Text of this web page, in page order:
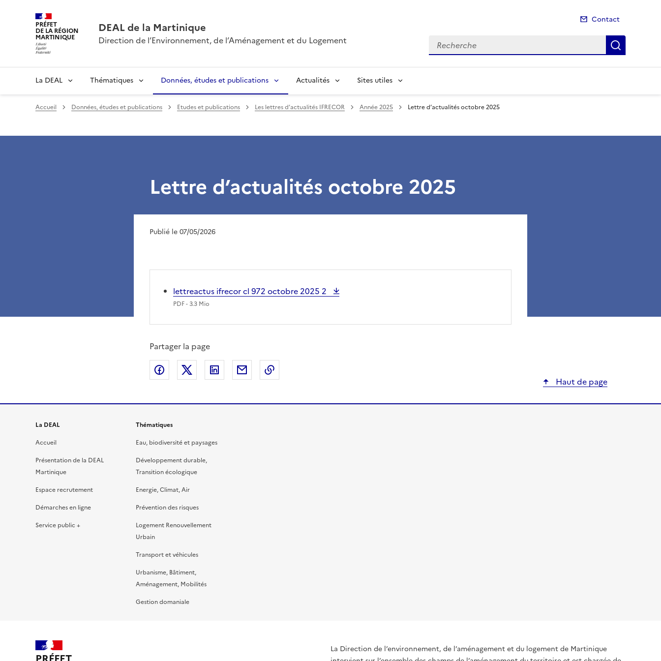
PRÉFET
DE LA RÉGION
MARTINIQUE
DEAL de la Martinique
Direction de l’Environnement, de l’Aménagement et du Logement
Contact
Recherche
La DEAL Thématiques Données, études et publications Actualités Sites utiles
Accueil Données, études et publications Etudes et publications Les lettres d’actualités IFRECOR Année 2025 Lettre d’actualités octobre 2025
Lettre d’actualités octobre 2025
Publié le 07/05/2026
lettreactus ifrecor cl 972 octobre 2025 2
PDF- 3.3 Mio
Partager la page
Partager sur Facebook
Partager sur XPartager sur LinkedIn
Partager par email
Haut de page
La DEAL
Accueil
Présentation de la DEAL
Martinique
Espace recrutement
Démarches en ligne
Service public +
Thématiques
Eau, biodiversité et paysages
Développement durable,
Transition écologique
Energie, Climat, Air
Prévention des risques
Logement Renouvellement
Urbain
Transport et véhicules
Urbanisme, Bâtiment,
Aménagement, Mobilités
Gestion domaniale
La Direction de l’environnement, de l’aménagement et du logement de Martinique